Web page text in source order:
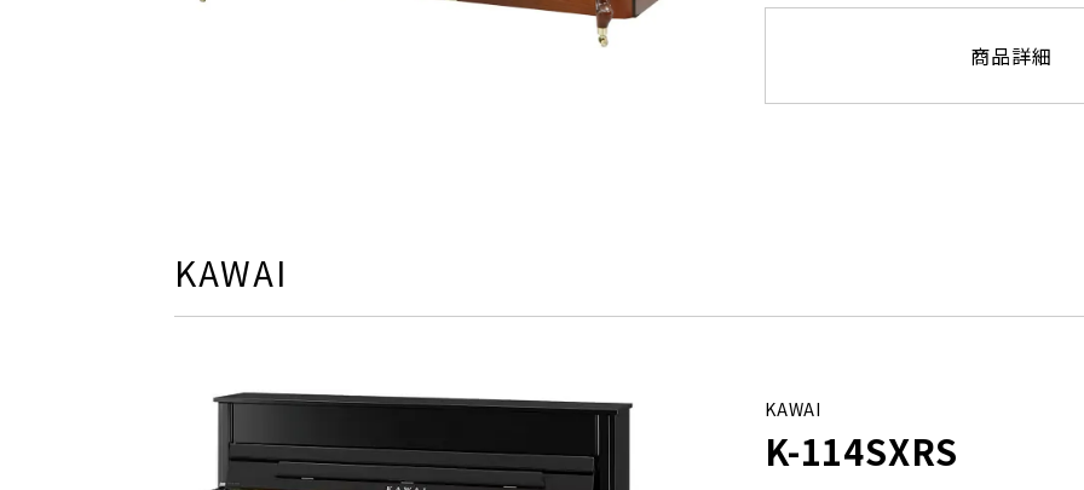
商品詳細
KAWAI
KAWAI
K-114SXRS